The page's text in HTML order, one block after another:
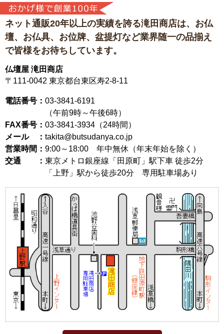
ネット通販20年以上の実績を誇る滝田商店は、 お仏
壇、お仏具、お位牌、盆提灯など業界随一の品揃え
で皆様をお待ちしています。
仏壇屋 滝田商店
〒111-0042 東京都台東区寿2-8-11
電話番号： 03-3841-6191
（午前9時～午後6時）
FAX番号： 03-3841-3934（24時間）
メール ： takita@butsudanya.co.jp
営業時間： 9:00～18:00 年中無休（年末年始を除く）
交通 ： 東京メトロ銀座線「田原町」駅下車 徒歩2分
「上野」駅から徒歩20分 専用駐車場あり